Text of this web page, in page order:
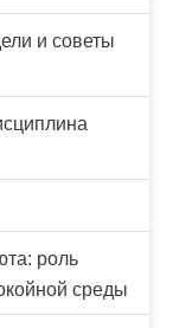
и советы
роль
среды